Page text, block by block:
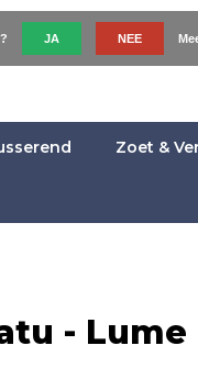
Zoet &
- Lume
JA NEE